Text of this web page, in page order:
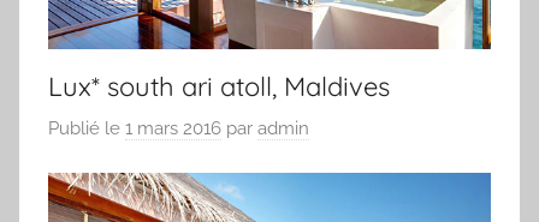
Lux* south ari atoll, Maldives
Publié le 1 mars 2016 par admin